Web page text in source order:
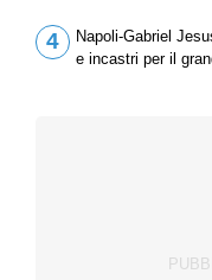
4
Napoli-Gabriel
e incastri per il